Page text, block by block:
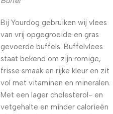
Bij Yourdog gebruiken wij vlees
van vrij opgegroeide en gras
gevoerde buffels. Buffelvlees
staat bekend om zijn romige,
frisse smaak en rijke kleur en zit
vol met vitaminen en mineralen.
Met een lager cholesterol- en
vetgehalte en minder calorieën